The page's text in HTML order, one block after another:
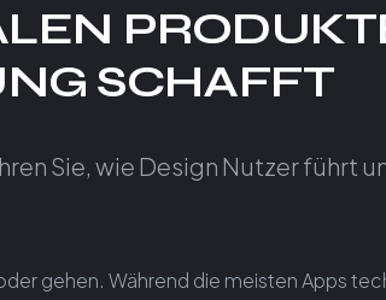
SCHAFFT
Sie, wie Design Nutzer führt
gehen. Während die meisten Apps